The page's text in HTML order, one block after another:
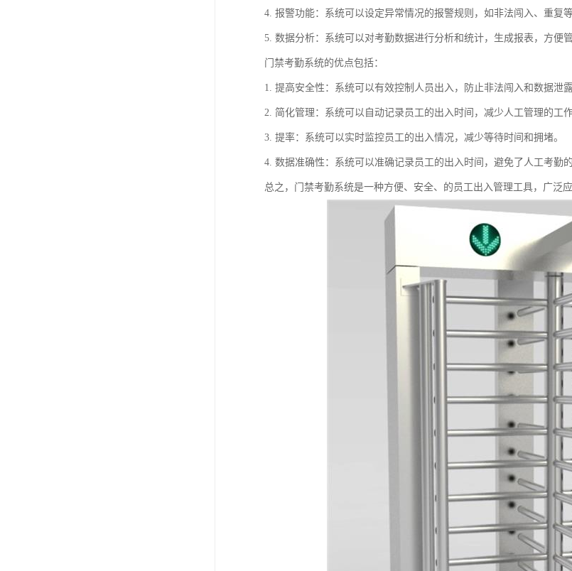
4. 报警功能：系统可以设定异常情况的报警规则，如非法闯入、重复
5. 数据分析：系统可以对考勤数据进行分析和统计，生成报表，方便
门禁考勤系统的优点包括：
1. 提高安全性：系统可以有效控制人员出入，防止非法闯入和数据泄露
2. 简化管理：系统可以自动记录员工的出入时间，减少人工管理的工作
3. 提率：系统可以实时监控员工的出入情况，减少等待时间和拥堵。
4. 数据准确性：系统可以准确记录员工的出入时间，避免了人工考勤的
总之，门禁考勤系统是一种方便、安全、的员工出入管理工具，广泛